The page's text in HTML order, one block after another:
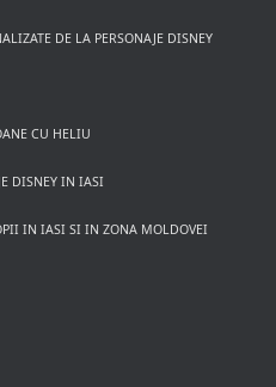
DE LA PERSONAJE DISNEY
CU HELIU
DISNEY IN IASI
IN IASI SI IN ZONA MOLDOVEI